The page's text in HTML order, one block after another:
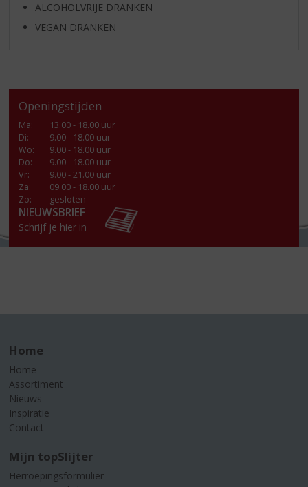
ALCOHOLVRIJE DRANKEN
VEGAN DRANKEN
Openingstijden
Ma:
13.00 - 18.00 uur
Di:
9.00 - 18.00 uur
Wo:
9.00 - 18.00 uur
Do:
9.00 - 18.00 uur
Vr:
9.00 - 21.00 uur
Za:
09.00 - 18.00 uur
Zo:
gesloten
NIEUWSBRIEF
Schrijf je hier in
Home
Home
Assortiment
Nieuws
Inspiratie
Contact
Mijn topSlijter
Herroepingsformulier